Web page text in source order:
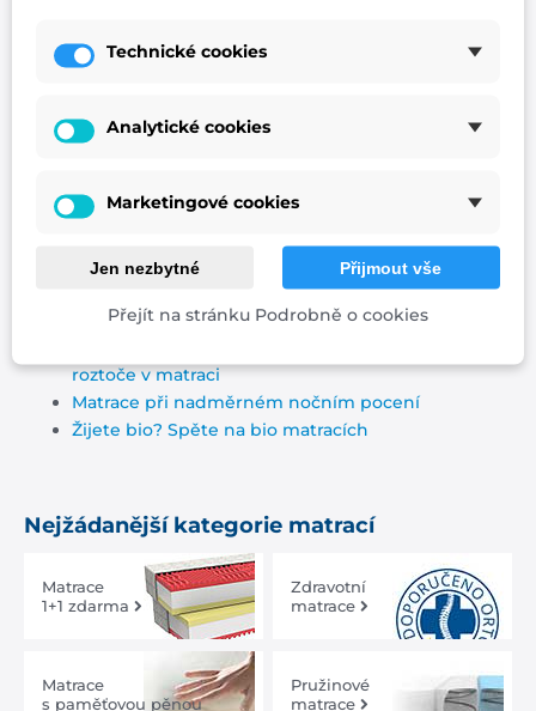
Blahodárné účinky přírodnin v matracích a
Matrace pro alergiky – zatočte s roztoči i
Matrace při nadměrném nočním pocení
Bič na viry a bakterie: antibakteriální matrace s
ionty stříbra a mědi
roztoče v matraci
Matrace při nadměrném nočním pocení
Žijete bio? Spěte na bio matracích
Nejžádanější kategorie matrací
Matrace
1+1 zdarma
Zdravotní
matrace
Matrace
s paměťovou pěnou
Pružinové
matrace
Technické cookies
Analytické cookies
Marketingové cookies
Jen nezbytné Přijmout vše
Přejít na stránku Podrobně o cookies